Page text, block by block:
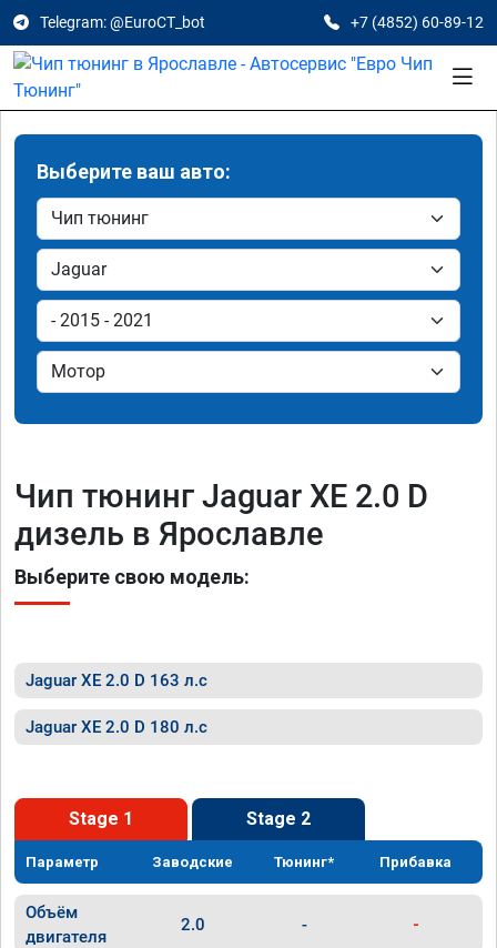
Telegram: @EuroCT_bot +7 (4852) 60-89-12
Выберите ваш авто:
Чип тюнинг Jaguar XE 2.0 D
дизель в Ярославле
Выберите свою модель:
Jaguar XE 2.0 D 163 л.с
Jaguar XE 2.0 D 180 л.с
Stage 1 Stage 2
Параметр Заводские Тюнинг* Прибавка
Объём
двигателя
2.0 - -